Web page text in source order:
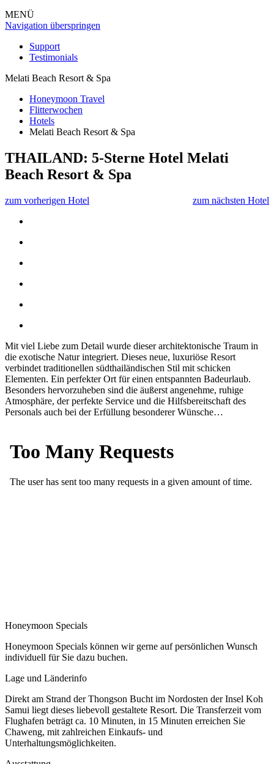
MENÜ
Navigation überspringen
Support
Testimonials
Melati Beach Resort & Spa
Honeymoon Travel
Flitterwochen
Hotels
Melati Beach Resort & Spa
THAILAND: 5-Sterne Hotel Melati
Beach Resort & Spa
zum vorherigen Hotel zum nächsten Hotel
Mit viel Liebe zum Detail wurde dieser architektonische Traum in
die exotische Natur integriert. Dieses neue, luxuriöse Resort
verbindet traditionellen südthailändischen Stil mit schicken
Elementen. Ein perfekter Ort für einen entspannten Badeurlaub.
Besonders hervorzuheben sind die äußerst angenehme, ruhige
Atmosphäre, der perfekte Service und die Hilfsbereitschaft des
Personals auch bei der Erfüllung besonderer Wünsche…
Honeymoon Specials
Honeymoon Specials können wir gerne auf persönlichen Wunsch
individuell für Sie dazu buchen.
Lage und Länderinfo
Direkt am Strand der Thongson Bucht im Nordosten der Insel Koh
Samui liegt dieses liebevoll gestaltete Resort. Die Transferzeit vom
Flughafen beträgt ca. 10 Minuten, in 15 Minuten erreichen Sie
Chaweng, mit zahlreichen Einkaufs- und
Unterhaltungsmöglichkeiten.